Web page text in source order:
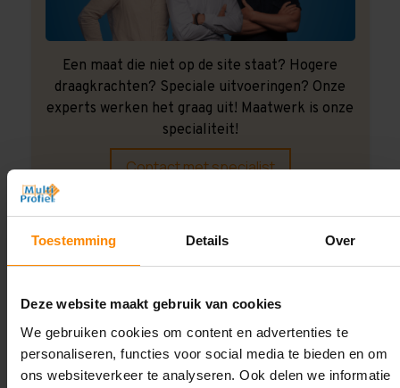
Toestemming Details Over
Deze website maakt gebruik van cookies
We gebruiken cookies om content en advertenties te
personaliseren, functies voor social media te bieden en om
ons websiteverkeer te analyseren. Ook delen we informatie
Een maat die niet op de site staat? Hogere
draagkrachten? Speciale uitvoeringen? Onze
experts werken het graag uit! Maatwerk is onze
specialiteit!
Contact met specialist
Montage uitbesteden?